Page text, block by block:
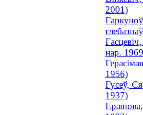
2001)
нар.
1956)
Гусеў,
1937)
Ерашова,